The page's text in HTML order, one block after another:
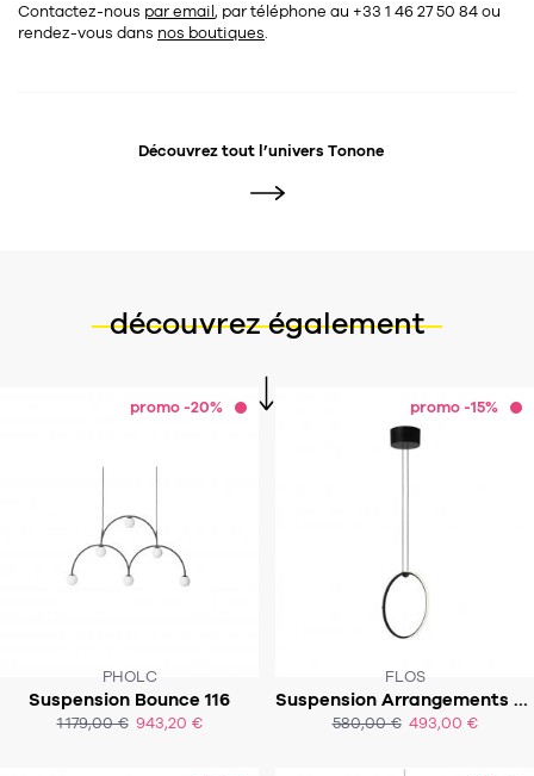
Contactez-nous par email, par téléphone au +33 1 46 27 50 84ou
rendez-vous dans nos boutiques.
Découvrez tout l’univers Tonone
découvrez également
promo -20%
PHOLC
Suspension Bounce 116
1 179,00 € 943,20 €
CE PRODUIT N'EST PLUS EN STOCK
:-(
ACHAT EXPRESS
promo -15%
FLOS
Suspension Arrangements - Round small
580,00 € 493,00 €
SOUS 4-5 SEMAINES
ACHAT EXPRESS